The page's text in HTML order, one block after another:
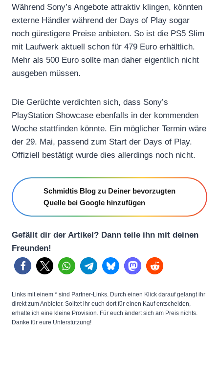
Während Sony’s Angebote attraktiv klingen, könnten
externe Händler während der Days of Play sogar
noch günstigere Preise anbieten. So ist die PS5 Slim
mit Laufwerk aktuell schon für 479 Euro erhältlich.
Mehr als 500 Euro sollte man daher eigentlich nicht
ausgeben müssen.
Die Gerüchte verdichten sich, dass Sony’s
PlayStation Showcase ebenfalls in der kommenden
Woche stattfinden könnte. Ein möglicher Termin wäre
der 29. Mai, passend zum Start der Days of Play.
Offiziell bestätigt wurde dies allerdings noch nicht.
Schmidtis Blog zu Deiner bevorzugten
Quelle bei Google hinzufügen
Gefällt dir der Artikel? Dann teile ihn mit deinen
Freunden!
Links mit einem * sind Partner-Links. Durch einen Klick darauf gelangt ihr
direkt zum Anbieter. Solltet ihr euch dort für einen Kauf entscheiden,
erhalte ich eine kleine Provision. Für euch ändert sich am Preis nichts.
Danke für eure Unterstützung!